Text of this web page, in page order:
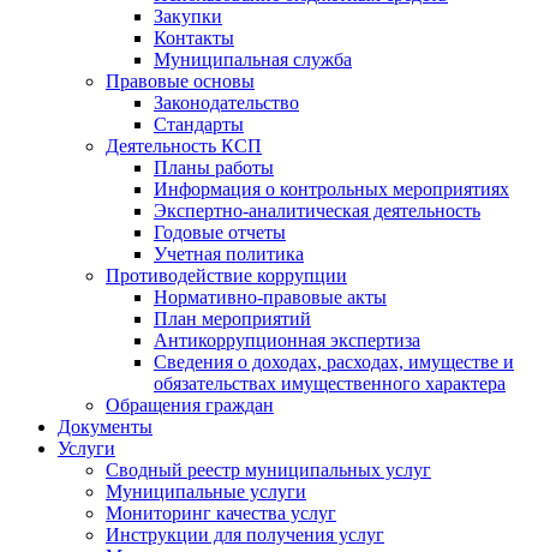
Закупки
Контакты
Муниципальная служба
Правовые основы
Законодательство
Стандарты
Деятельность КСП
Планы работы
Информация о контрольных мероприятиях
Экспертно-аналитическая деятельность
Годовые отчеты
Учетная политика
Противодействие коррупции
Нормативно-правовые акты
План мероприятий
Антикоррупционная экспертиза
Сведения о доходах, расходах, имуществе и
обязательствах имущественного характера
Обращения граждан
Документы
Услуги
Сводный реестр муниципальных услуг
Муниципальные услуги
Мониторинг качества услуг
Инструкции для получения услуг